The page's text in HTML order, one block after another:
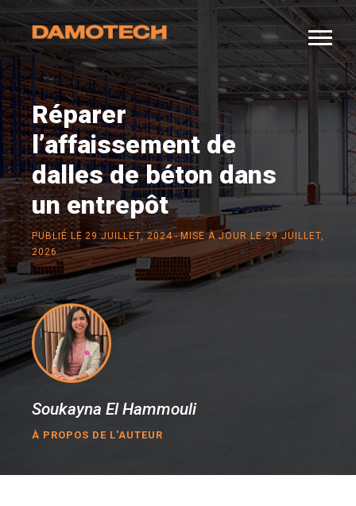
Réparer
l’affaissement de
dalles de béton dans
un entrepôt
PUBLIÉ LE 29 JUILLET, 2024-MISE À JOUR LE 29 JUILLET,
2026
Soukayna El Hammouli
À PROPOS DE L'AUTEUR